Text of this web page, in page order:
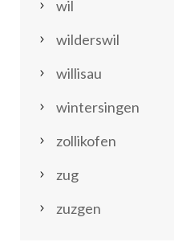
wil
wilderswil
willisau
wintersingen
zollikofen
zug
zuzgen